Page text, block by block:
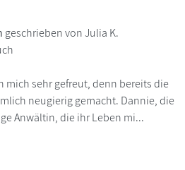
geschrieben von Julia K.
mich sehr gefreut, denn bereits die
neugierig gemacht. Dannie, die
Anwältin, die ihr Leben mi...